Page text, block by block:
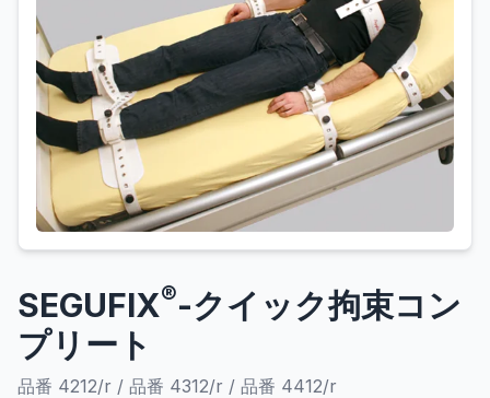
SEGUFIX®-クイック拘束コン
プリート
品番 4212/r / 品番 4312/r / 品番 4412/r